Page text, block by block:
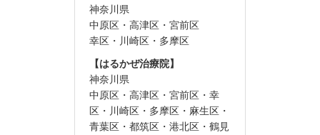
神奈川県
中原区・高津区・宮前区
幸区・川崎区・多摩区
【はるかぜ治療院】
神奈川県
中原区・高津区・宮前区・幸
区・川崎区・多摩区・麻生区・
青葉区・都筑区・港北区・鶴見